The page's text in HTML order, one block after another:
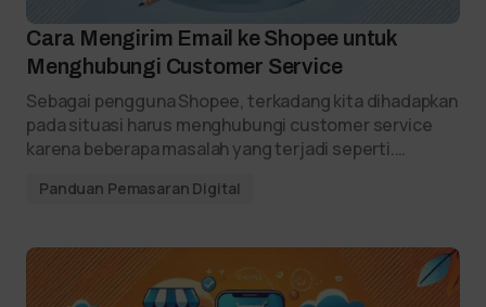
Cara Mengirim Email ke Shopee untuk
Menghubungi Customer Service
Sebagai pengguna Shopee, terkadang kita dihadapkan
pada situasi harus menghubungi customer service
karena beberapa masalah yang terjadi seperti.…
Panduan Pemasaran Digital